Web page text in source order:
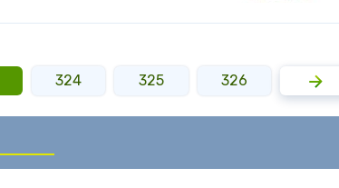
324 325 326 327